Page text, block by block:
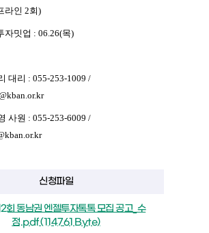
라인 2회)
자밋업 : 06.26(목)
대리 : 055-253-1009 /
사원 : 055-253-6009 /
신청파일
동남권 엔젤투자톡톡 모집 공고_수
정.pdf (114761 Byte)